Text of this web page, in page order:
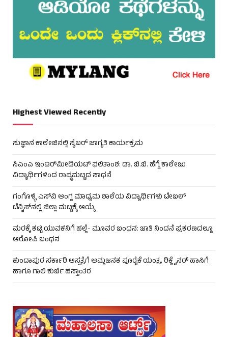
Highest Viewed Recently
ಸುಜ್ಞಾನ ಕಾಲೇಜಿನಲ್ಲಿ ಸೈಬರ್ ಜಾಗೃತಿ ಕಾರ್ಯಕ್ರಮ
ಸಿಎಂಎ ಇಂಟರ್‌ಮೀಡಿಯಟ್ ಫಲಿತಾಂಶ: ಡಾ. ಬಿ.ಬಿ. ಹೆಗ್ಡೆ ಕಾಲೇಜು
ವಿದ್ಯಾರ್ಥಿಗಳಿಂದ ರಾಷ್ಟ್ರಮಟ್ಟದ ಸಾಧನೆ
ಗಂಗೊಳ್ಳಿ ಎಸ್‌ವಿ ಆಂಗ್ಲ ಮಾಧ್ಯಮ ಶಾಲೆಯ ವಿದ್ಯಾರ್ಥಿಗಳು ಟೇಬಲ್‌
ಟೆನ್ನಿಸ್‌ನಲ್ಲಿ ಜಿಲ್ಲಾ ಮಟ್ಟಕ್ಕೆ ಆಯ್ಕೆ
ಮರಕ್ಕೆ ಕಟ್ಟಿ ಯುವಕನಿಗೆ ಹಲ್ಲೆ- ಮೂವರ ಬಂಧನ: ಜಾತಿ ನಿಂದನೆ ಪ್ರಕರಣದಲ್ಲೂ
ಆರೋಪಿ ಬಂಧನ
ಕುಂದಾಪುರ ಸರ್ಕಾರಿ ಆಸ್ಪತ್ರೆಗೆ ಆಮ್ಲಜನಕ ಪೂರೈಕೆ ಯಂತ್ರ, ರಿಕ್ಲೈನರ್ ಹಾಸಿಗೆ
ಹಾಗೂ ಗಾಲಿ ಕುರ್ಚಿ ಹಸ್ತಾಂತರ